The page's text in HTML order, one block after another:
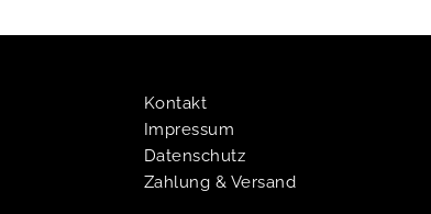
Kontakt
Impressum
Datenschutz
Zahlung & Versand